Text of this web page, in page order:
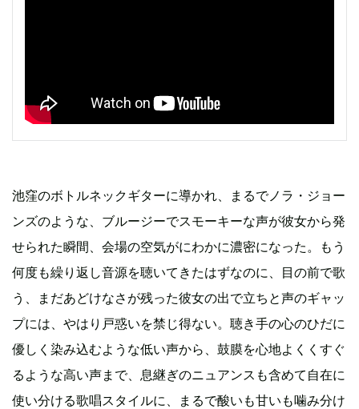
池窪のボトルネックギターに導かれ、まるでノラ・ジョー
ンズのような、ブルージーでスモーキーな声が彼女から発
せられた瞬間、会場の空気がにわかに濃密になった。もう
何度も繰り返し音源を聴いてきたはずなのに、目の前で歌
う、まだあどけなさが残った彼女の出で立ちと声のギャッ
プには、やはり戸惑いを禁じ得ない。聴き手の心のひだに
優しく染み込むような低い声から、鼓膜を心地よくくすぐ
るような高い声まで、息継ぎのニュアンスも含めて自在に
使い分ける歌唱スタイルに、まるで酸いも甘いも噛み分け